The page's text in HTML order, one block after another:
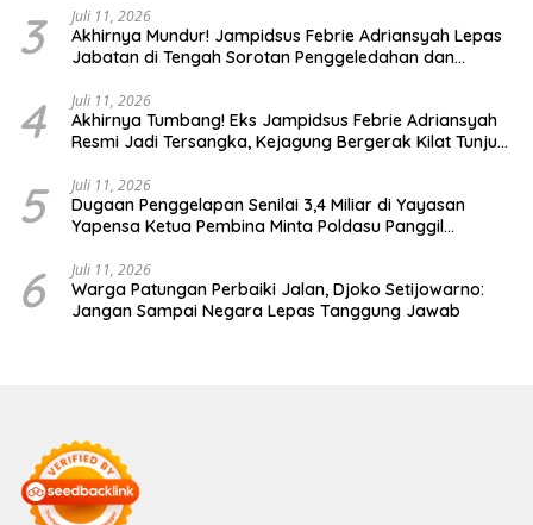
3 Juli 11, 2026
Akhirnya Mundur! Jampidsus Febrie Adriansyah Lepas
Jabatan di Tengah Sorotan Penggeledahan dan
4 Juli 11, 2026
Akhirnya Tumbang! Eks Jampidsus Febrie Adriansyah
Resmi Jadi Tersangka, Kejagung Bergerak Kilat Tunjuk
5 Juli 11, 2026
Dugaan Penggelapan Senilai 3,4 Miliar di Yayasan
Yapensa Ketua Pembina Minta Poldasu Panggil
6 Juli 11, 2026
Warga Patungan Perbaiki Jalan, Djoko Setijowarno:
Jangan Sampai Negara Lepas Tanggung Jawab